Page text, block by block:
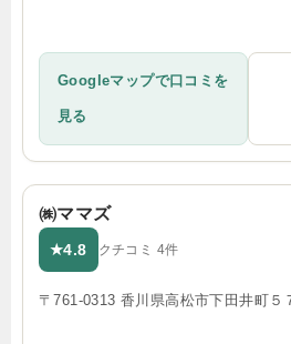
Googleマップで口コミを
見る
㈱ママズ
★4.8 クチコミ 4件
〒761-0313 香川県高松市下田井町５